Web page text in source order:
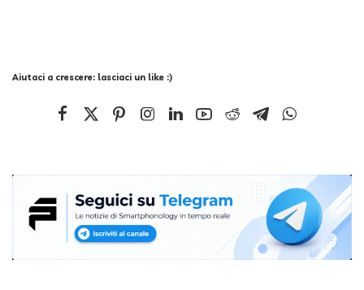
Aiutaci a crescere: lasciaci un like :)